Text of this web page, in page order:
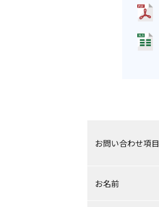
お問い合わせ項目
お名前